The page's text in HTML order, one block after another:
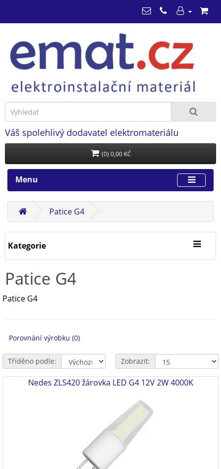
Váš spolehlivý dodavatel elektromateriálu
(0) 0,00 KČ
Menu
Patice G4
Kategorie
Patice G4
Patice G4
Porovnání výrobku (0)
Tříděno podle: Zobrazit:
Nedes ZLS420 žárovka LED G4 12V 2W 4000K